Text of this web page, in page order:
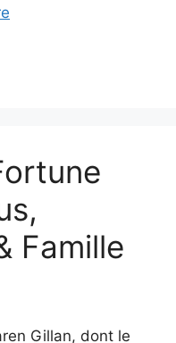
Famille
Gillan, dont le